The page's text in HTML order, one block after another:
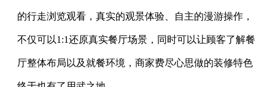
的行走浏览观看，真实的观景体验、自主的漫游操作，
不仅可以1:1还原真实餐厅场景，同时可以让顾客了解餐
厅整体布局以及就餐环境，商家费尽心思做的装修特色